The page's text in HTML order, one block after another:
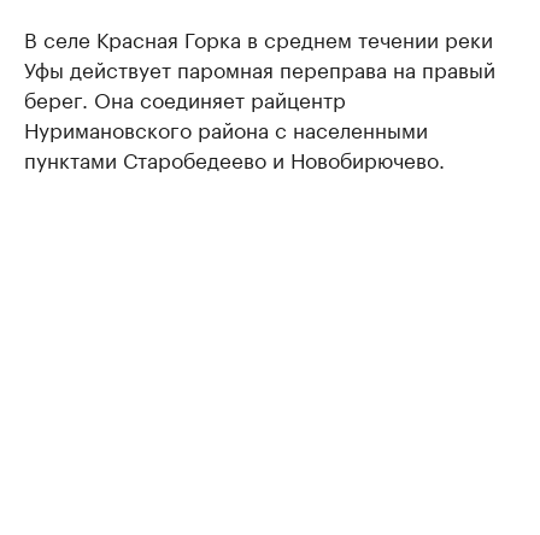
В селе Красная Горка в среднем течении реки
Уфы действует паромная переправа на правый
берег. Она соединяет райцентр
Нуримановского района с населенными
пунктами Старобедеево и Новобирючево.